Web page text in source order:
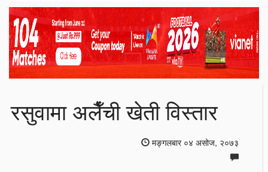
रसुवामा अलैँची खेती विस्तार
मङ्गलबार ०४ असोज, २०७३